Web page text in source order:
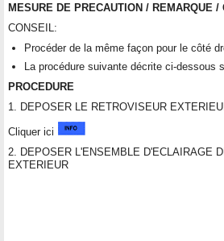
MESURE DE PRECAUTION / REMARQUE /
CONSEIL:
Procéder de la même façon pour le côté
La procédure suivante décrite ci-dessous
PROCEDURE
1. DEPOSER LE RETROVISEUR
Cliquer ici
2. DEPOSER L'ENSEMBLE D'ECLAIRAGE
EXTERIEUR